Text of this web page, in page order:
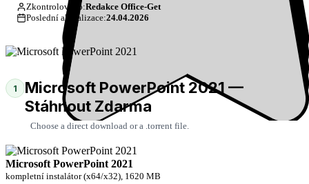
Zkontrolováno:Redakce Office-Get
Poslední aktualizace:24.04.2026
1
Microsoft PowerPoint 2021 —
Stáhnout Zdarma
Choose a direct download or a .torrent file.
Microsoft PowerPoint 2021
kompletní instalátor (x64/x32), 1620 MB